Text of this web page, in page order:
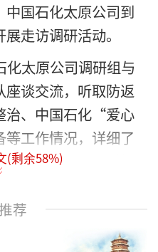
国石化太原公司到
走访调研活动。
化太原公司调研组与
谈交流，听取防返
治、中国石化“爱心
工作情况，详细了
攻坚成果同乡村振
。
贫户，仔细询问村民
(剩余58%)
荐